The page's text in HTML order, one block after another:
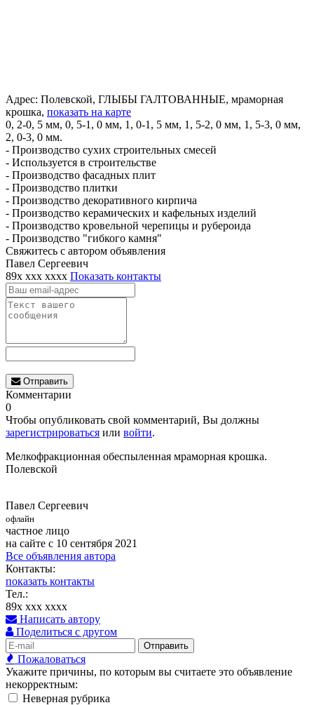
Адрес: Полевской, ГЛЫБЫ ГАЛТОВАННЫЕ, мраморная
крошка, показать на карте
0, 2-0, 5 мм, 0, 5-1, 0 мм, 1, 0-1, 5 мм, 1, 5-2, 0 мм, 1, 5-3, 0 мм,
2, 0-3, 0 мм.
- Производство сухих строительных смесей
- Используется в строительстве
- Производство фасадных плит
- Производство плитки
- Производство декоративного кирпича
- Производство керамических и кафельных изделий
- Производство кровельной черепицы и рубероида
- Производство "гибкого камня"
Свяжитесь с автором объявления
Павел Сергеевич
89x xxx xxxx Показать контакты
Отправить
Комментарии
0
Чтобы опубликовать свой комментарий, Вы должны
зарегистрироваться или войти.
Мелкофракционная обеспыленная мраморная крошка.
Полевской
Павел Сергеевич
офлайн
частное лицо
на сайте с 10 сентября 2021
Все объявления автора
Контакты:
показать контакты
Тел.:
89x xxx xxxx
Написать автору
Поделиться с другом
Отправить
Пожаловаться
Укажите причины, по которым вы считаете это объявление
некорректным:
Неверная рубрика